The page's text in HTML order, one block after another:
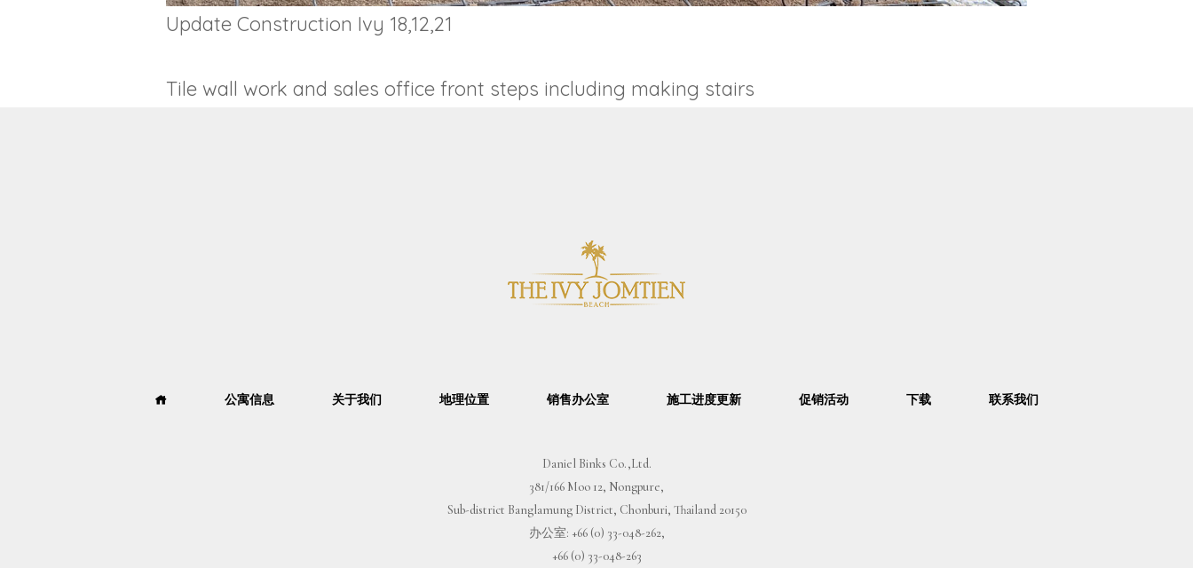
Update Construction Ivy 18,12,21
Tile wall work and sales office front steps including making stairs
公寓信息 关于我们 地理位置 销售办公室 施工进度更新 促销活动 下载 联系我们
Daniel Binks Co.,Ltd.
381/166 Moo 12, Nongpure,
Sub-district Banglamung District, Chonburi, Thailand 20150
办公室: +66 (0) 33-048-262,
+66 (0) 33-048-263